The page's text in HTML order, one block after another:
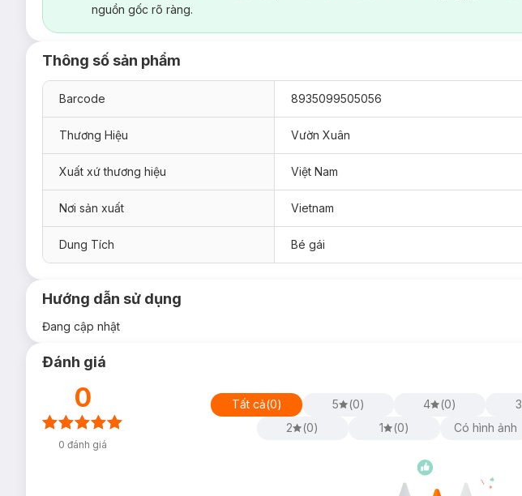
nguồn gốc rõ ràng.
Thông số sản phẩm
Barcode 8935099505056
Thương Hiệu Vườn Xuân
Xuất xứ thương hiệu Việt Nam
Nơi sản xuất Vietnam
Dung Tích Bé gái
Hướng dẫn sử dụng
Đang cập nhật
Đánh giá
0
0 đánh giá
Tất cả(0) 5 (0) 4 (0) 3
2
(0) 1 (0) Có hình ảnh